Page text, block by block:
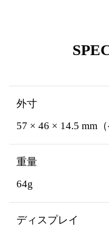
外寸
57 × 46 × 14.5 mm
重量
64g
ディスプレイ